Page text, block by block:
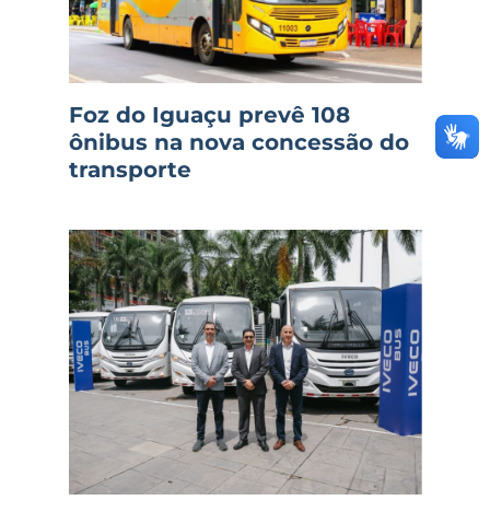
Foz do Iguaçu prevê 108
ônibus na nova concessão do
transporte